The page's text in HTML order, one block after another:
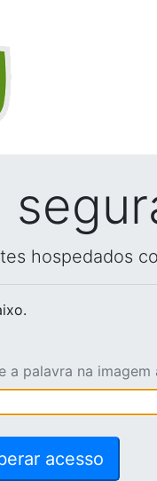
hospedados
a palavra na